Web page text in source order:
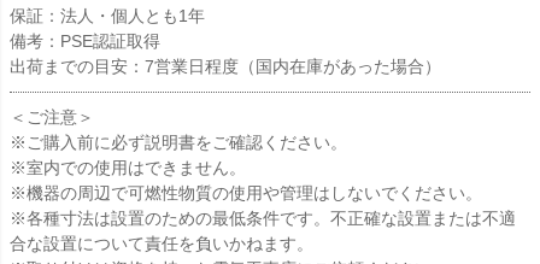
保証：法人・個人とも1年
備考：PSE認証取得
出荷までの目安：7営業日程度（国内在庫があった場合）
＜ご注意＞
※ご購入前に必ず説明書をご確認ください。
※室内での使用はできません。
※機器の周辺で可燃性物質の使用や管理はしないでください。
※各種寸法は設置のための最低条件です。不正確な設置または不適
合な設置について責任を負いかねます。